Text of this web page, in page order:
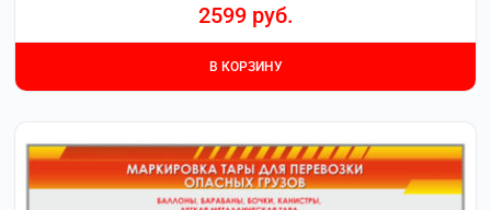
2599 руб.
В КОРЗИНУ